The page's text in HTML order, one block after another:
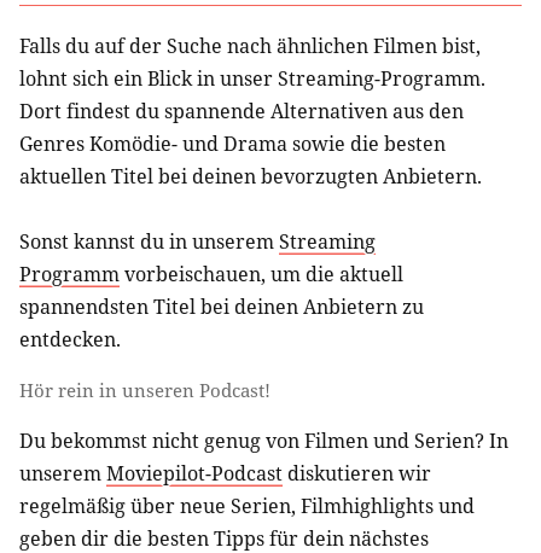
Falls du auf der Suche nach ähnlichenFilmenbist,
lohnt sich ein Blick in unser Streaming-Programm.
Dort findest du spannende Alternativen aus den
Genres Komödie- und Dramasowie die besten
aktuellen Titel bei deinen bevorzugten Anbietern.
Sonst kannst du in unseremStreaming
Programmvorbeischauen, um die aktuell
spannendsten Titel bei deinen Anbietern zu
entdecken.
Hör rein in unseren Podcast!
Du bekommst nicht genug von Filmen und Serien? In
unseremMoviepilot-Podcast diskutieren wir
regelmäßig über neue Serien, Filmhighlights und
geben dir die besten Tipps für dein nächstes